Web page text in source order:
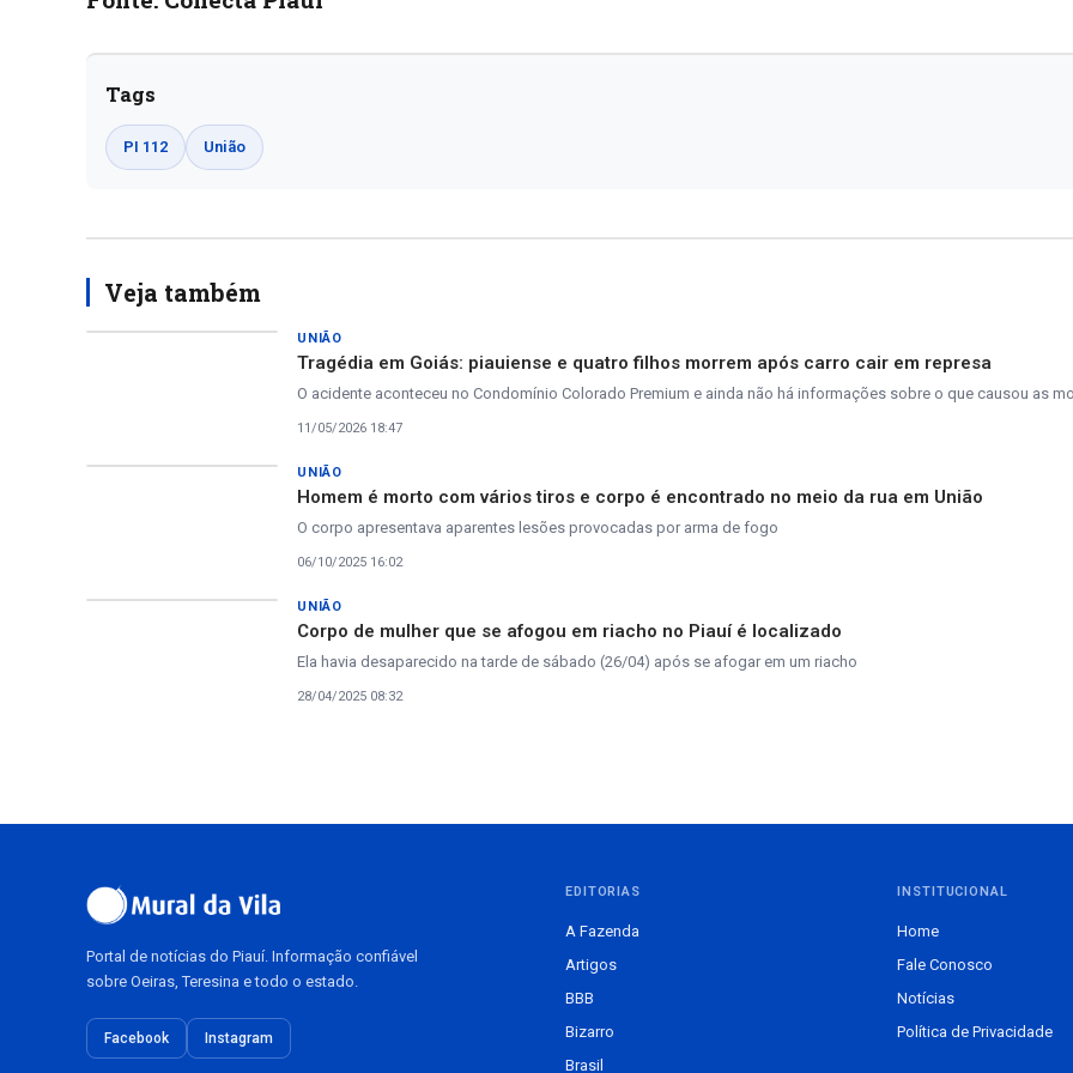
Tags
PI 112 União
Veja também
UNIÃO
Tragédia em Goiás: piauiense e quatro filhos morrem após carro cair em represa
O acidente aconteceu no Condomínio Colorado Premium e ainda não há informações sobre o que causou as
11/05/2026 18:47
UNIÃO
Homem é morto com vários tiros e corpo é encontrado no meio da rua em União
O corpo apresentava aparentes lesões provocadas por arma de fogo
06/10/2025 16:02
UNIÃO
Corpo de mulher que se afogou em riacho no Piauí é localizado
Ela havia desaparecido na tarde de sábado (26/04) após se afogar em um riacho
28/04/2025 08:32
Portal de notícias do Piauí. Informação confiável
sobre Oeiras, Teresina e todo o estado.
Facebook Instagram
EDITORIAS
A Fazenda
Artigos
BBB
Bizarro
Brasil
INSTITUCIONAL
Home
Fale Conosco
Notícias
Política de Privacidade